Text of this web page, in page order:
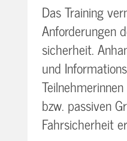
Das Training
Anforderungen
sicherheit.
und
bzw. passiven
Fahrsicherheit